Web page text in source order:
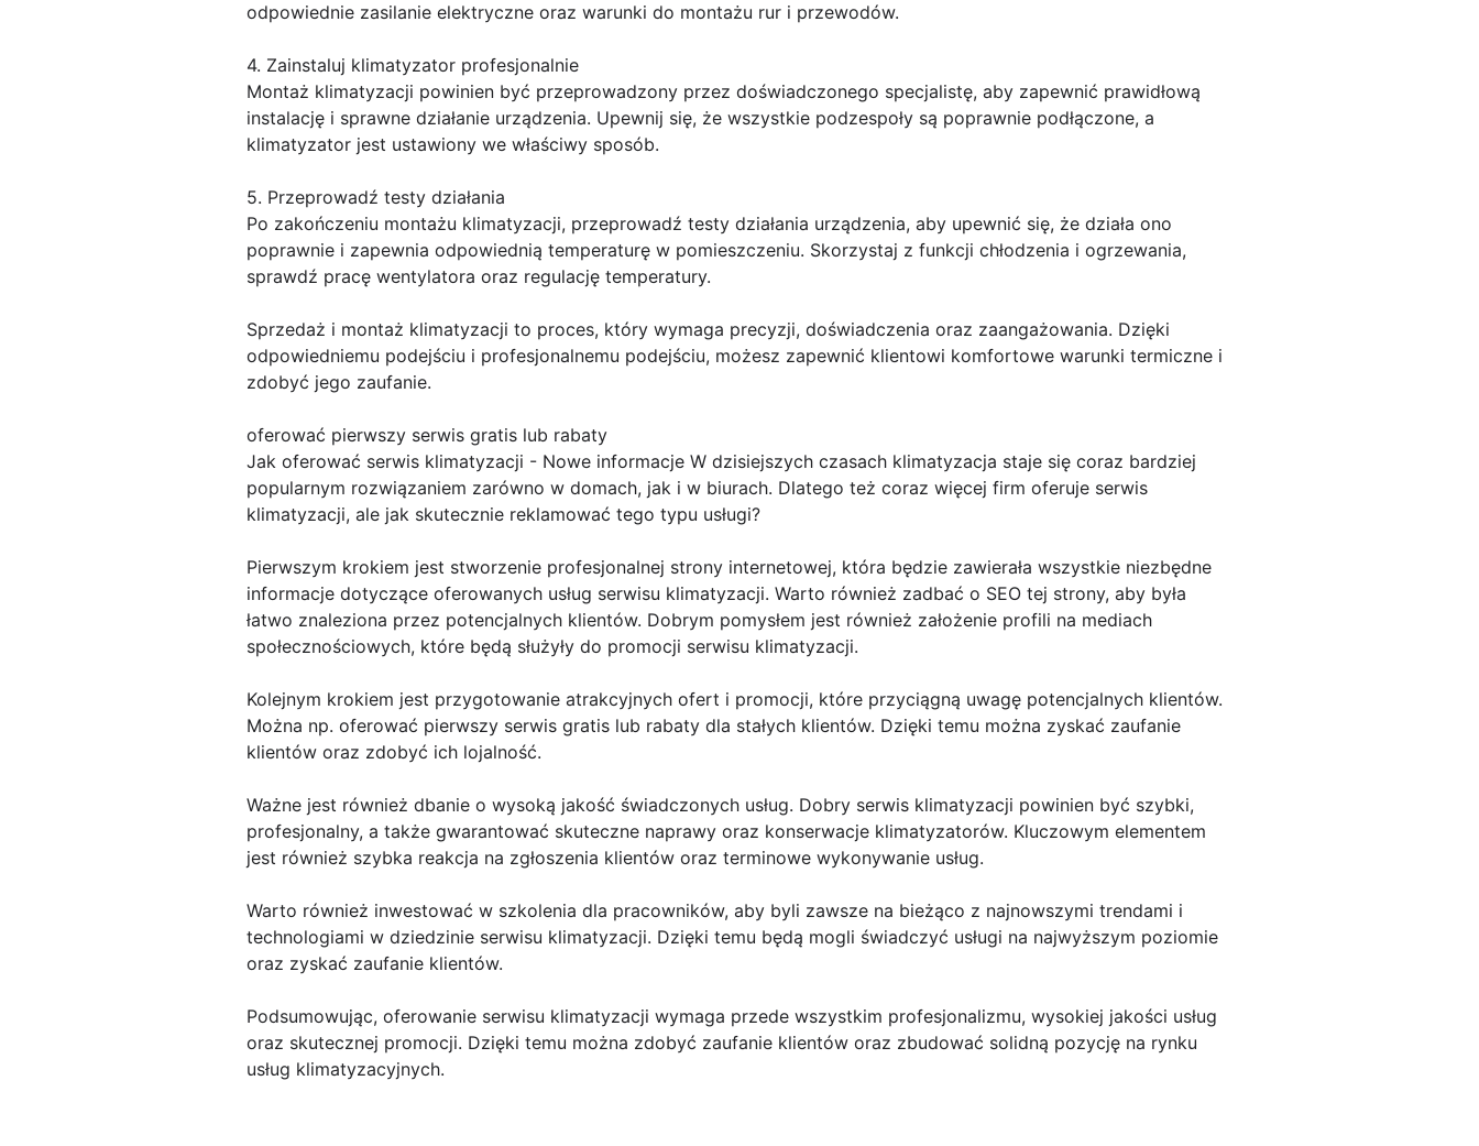
odpowiednie zasilanie elektryczne oraz warunki do montażu rur i przewodów.
4. Zainstaluj klimatyzator profesjonalnie
Montaż klimatyzacji powinien być przeprowadzony przez doświadczonego specjalistę, aby zapewnić prawidłową
instalację i sprawne działanie urządzenia. Upewnij się, że wszystkie podzespoły są poprawnie podłączone, a
klimatyzator jest ustawiony we właściwy sposób.
5. Przeprowadź testy działania
Po zakończeniu montażu klimatyzacji, przeprowadź testy działania urządzenia, aby upewnić się, że działa ono
poprawnie i zapewnia odpowiednią temperaturę w pomieszczeniu. Skorzystaj z funkcji chłodzenia i ogrzewania,
sprawdź pracę wentylatora oraz regulację temperatury.
Sprzedaż i montaż klimatyzacji to proces, który wymaga precyzji, doświadczenia oraz zaangażowania. Dzięki
odpowiedniemu podejściu i profesjonalnemu podejściu, możesz zapewnić klientowi komfortowe warunki termiczne i
zdobyć jego zaufanie.
oferować pierwszy serwis gratis lub rabaty
Jak oferować serwis klimatyzacji - Nowe informacje W dzisiejszych czasach klimatyzacja staje się coraz bardziej
popularnym rozwiązaniem zarówno w domach, jak i w biurach. Dlatego też coraz więcej firm oferuje serwis
klimatyzacji, ale jak skutecznie reklamować tego typu usługi?
Pierwszym krokiem jest stworzenie profesjonalnej strony internetowej, która będzie zawierała wszystkie niezbędne
informacje dotyczące oferowanych usług serwisu klimatyzacji. Warto również zadbać o SEO tej strony, aby była
łatwo znaleziona przez potencjalnych klientów. Dobrym pomysłem jest również założenie profili na mediach
społecznościowych, które będą służyły do promocji serwisu klimatyzacji.
Kolejnym krokiem jest przygotowanie atrakcyjnych ofert i promocji, które przyciągną uwagę potencjalnych klientów.
Można np. oferować pierwszy serwis gratis lub rabaty dla stałych klientów. Dzięki temu można zyskać zaufanie
klientów oraz zdobyć ich lojalność.
Ważne jest również dbanie o wysoką jakość świadczonych usług. Dobry serwis klimatyzacji powinien być szybki,
profesjonalny, a także gwarantować skuteczne naprawy oraz konserwacje klimatyzatorów. Kluczowym elementem
jest również szybka reakcja na zgłoszenia klientów oraz terminowe wykonywanie usług.
Warto również inwestować w szkolenia dla pracowników, aby byli zawsze na bieżąco z najnowszymi trendami i
technologiami w dziedzinie serwisu klimatyzacji. Dzięki temu będą mogli świadczyć usługi na najwyższym poziomie
oraz zyskać zaufanie klientów.
Podsumowując, oferowanie serwisu klimatyzacji wymaga przede wszystkim profesjonalizmu, wysokiej jakości usług
oraz skutecznej promocji. Dzięki temu można zdobyć zaufanie klientów oraz zbudować solidną pozycję na rynku
usług klimatyzacyjnych.